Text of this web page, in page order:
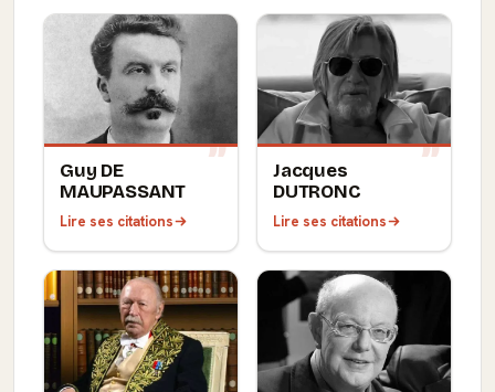
Guy DE
MAUPASSANT
Lire ses citations
Jacques
DUTRONC
Lire ses citations